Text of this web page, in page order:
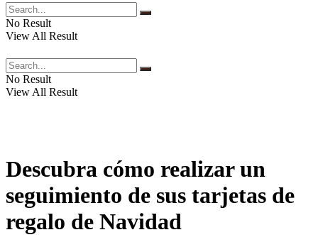
No Result
View All Result
No Result
View All Result
Descubra cómo realizar un
seguimiento de sus tarjetas de
regalo de Navidad